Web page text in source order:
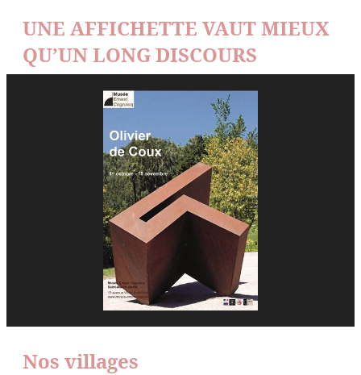
UNE AFFICHETTE VAUT MIEUX
QU’UN LONG DISCOURS
Nos villages